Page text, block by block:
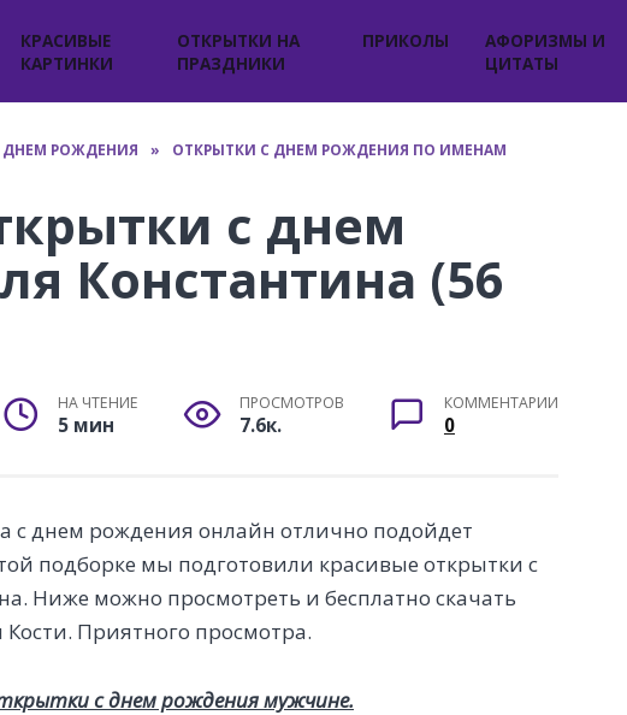
КРАСИВЫЕ
КАРТИНКИ
ОТКРЫТКИ НА
ПРАЗДНИКИ
ПРИКОЛЫ
АФОРИЗМЫ И
ЦИТАТЫ
ДНЕМ РОЖДЕНИЯ » ОТКРЫТКИ С ДНЕМ РОЖДЕНИЯ ПО ИМЕНАМ
с днем
Константина (56
НА ЧТЕНИЕ
5 мин
ПРОСМОТРОВ
7.6к.
КОММЕНТАРИИ
0
с днем рождения онлайн отлично подойдет
подборке мы подготовили красивые открытки с
Ниже можно просмотреть и бесплатно скачать
Приятного просмотра.
с днем рождения мужчине.